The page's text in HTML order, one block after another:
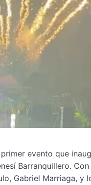
evento que
Barranquillero.
Gabriel Marriaga, y